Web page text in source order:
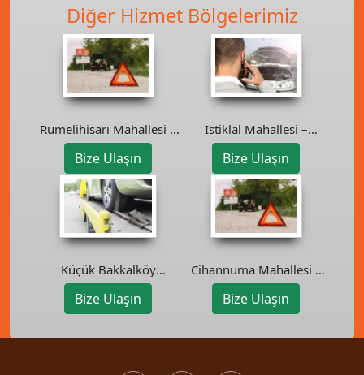
Diğer Hizmet Bölgelerimiz
Rumelihisarı Mahallesi –
Sarıyer Oto Kurtarıcı
Bize Ulaşın
İstiklal Mahallesi –
Ümraniye Oto Kurtarıcı
Bize Ulaşın
Küçük Bakkalköy
Mahallesi – Ataşehir Oto
Çekici
Bize Ulaşın
Cihannuma Mahallesi –
Beşiktaş Oto Kurtarıcı
Bize Ulaşın